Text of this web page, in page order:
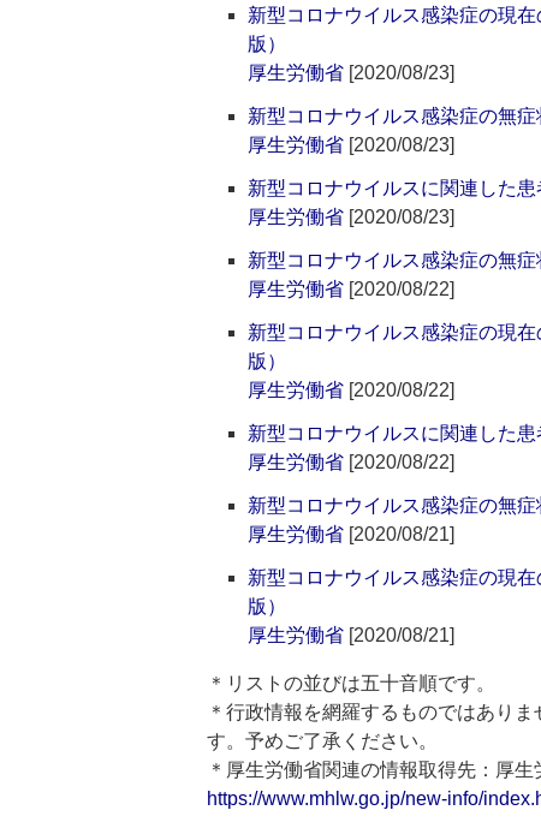
新型コロナウイルス感染症の現
版）
厚生労働省 [2020/08/23]
新型コロナウイルス感染症の無
厚生労働省 [2020/08/23]
新型コロナウイルスに関連した
厚生労働省 [2020/08/23]
新型コロナウイルス感染症の無
厚生労働省 [2020/08/22]
新型コロナウイルス感染症の現
版）
厚生労働省 [2020/08/22]
新型コロナウイルスに関連した
厚生労働省 [2020/08/22]
新型コロナウイルス感染症の無
厚生労働省 [2020/08/21]
新型コロナウイルス感染症の現
版）
厚生労働省 [2020/08/21]
＊リストの並びは五十音順です。
＊行政情報を網羅するものではあり
す。予めご了承ください。
＊厚生労働省関連の情報取得先：厚
https://www.mhlw.go.jp/new-info/